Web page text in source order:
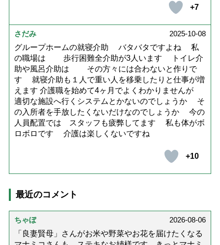
+7
さだみ
2025-10-08
グループホームの就寝介助 バタバタですよね 私
の職場は 歩行困難全介助が3人います トイレ介
助や風呂介助は その方々には合わないと作りで
す 就寝介助も１人で重い人を移乗したりと仕事が増
えます 介護職を始めて4ヶ月でよくわかりませんが
適切な施設へ行くシステムとかないのでしょうか そ
の入所者を手放したくないだけなのでしょうか 今の
人員配置では スタッフも疲弊してます 私も体がボ
ロボロです 介護は楽しくないですね
+10
最近のコメント
ちゃぼ
2026-08-06
「良妻賢母」さんがお米や野菜やお花を届けたくなる